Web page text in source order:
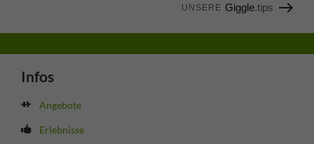
UNSERE Giggle.tips
Infos
Angebote
Erlebnisse